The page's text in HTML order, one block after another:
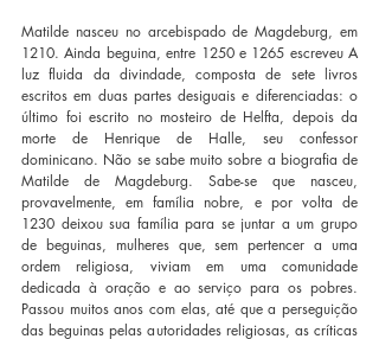
Matilde nasceu no arcebispado de Magdeburg, em
1210. Ainda beguina, entre 1250 e 1265 escreveu A
luz fluida da divindade, composta de sete livros
escritos em duas partes desiguais e diferenciadas: o
último foi escrito no mosteiro de Helfta, depois da
morte de Henrique de Halle, seu confessor
dominicano. Não se sabe muito sobre a biografia de
Matilde de Magdeburg. Sabe-se que nasceu,
provavelmente, em família nobre, e por volta de
1230 deixou sua família para se juntar a um grupo
de beguinas, mulheres que, sem pertencer a uma
ordem religiosa, viviam em uma comunidade
dedicada à oração e ao serviço para os pobres.
Passou muitos anos com elas, até que a perseguição
das beguinas pelas autoridades religiosas, as críticas